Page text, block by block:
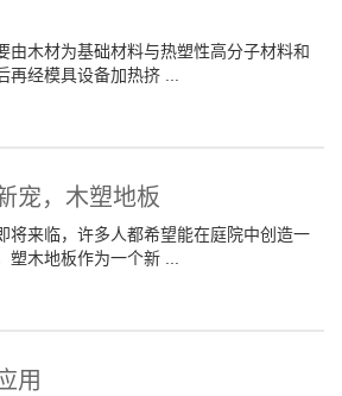
由木材为基础材料与热塑性高分子材料和
再经模具设备加热挤 ...
宠，木塑地板
将来临，许多人都希望能在庭院中创造一
塑木地板作为一个新 ...
用